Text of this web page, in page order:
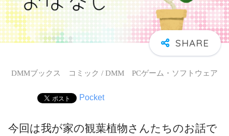
DMMブックス コミック / DMM PCゲーム・ソフトウェア
Pocket
今回は我が家の観葉植物さんたちのお話で